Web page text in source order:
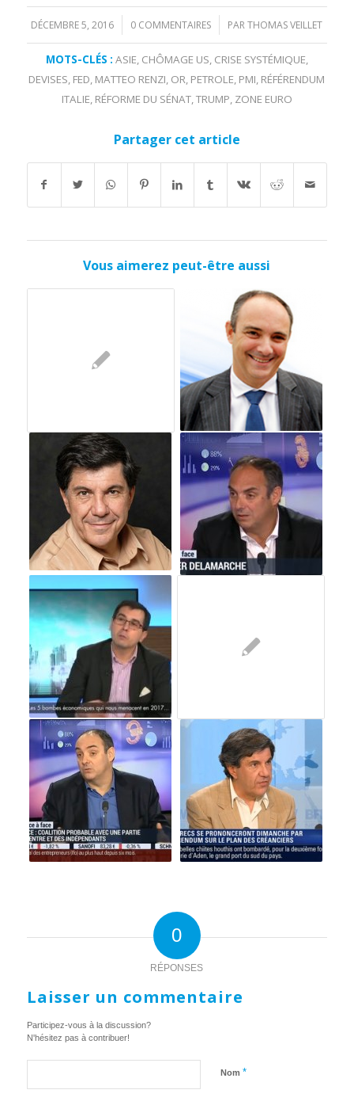
DÉCEMBRE 5, 2016
/ 0 COMMENTAIRES
/ PARTHOMAS VEILLET
MOTS-CLÉS : ASIE, CHÔMAGE US, CRISE SYSTÉMIQUE,
DEVISES, FED, MATTEO RENZI, OR, PETROLE, PMI, RÉFÉRENDUM
ITALIE, RÉFORME DU SÉNAT,TRUMP, ZONE EURO
Partager cet article
Vous aimerez peut-être aussi
0
RÉPONSES
Laisser un commentaire
Participez-vous à la discussion?
N'hésitez pas à contribuer!
Nom *